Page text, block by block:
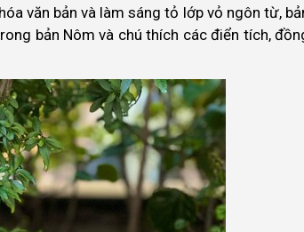
văn bản và làm sáng tỏ lớp vỏ ngôn từ,
bản Nôm và chú thích các điển tích,